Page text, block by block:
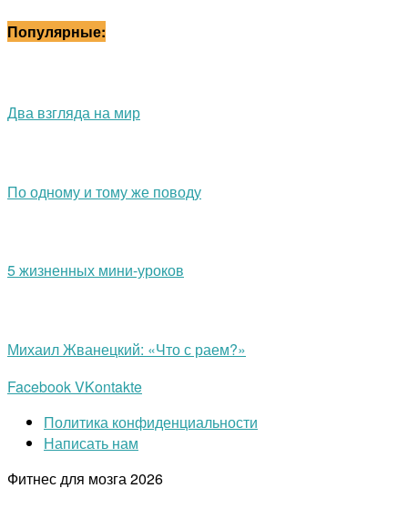
Популярные:
Два взгляда на мир
По одному и тому же поводу
5 жизненных мини-уроков
Михаил Жванецкий: «Что с раем?»
FacebookVKontakte
Политика конфиденциальности
Написать нам
Фитнес для мозга2026